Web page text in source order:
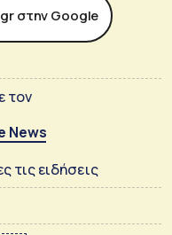
στην Google
τον
News
τις ειδήσεις